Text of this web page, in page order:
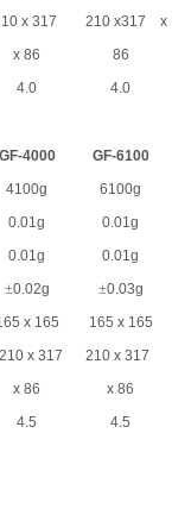
x 317
x 86
210 x317 x
86
4.0 4.0
GF-4000
GF-6100
4100g
6100g
0.01g
0.01g
0.01g
0.01g
±0.02g ±0.03g
x 165
165 x 165
x 317
x 86
210 x 317
x 86
4.5 4.5